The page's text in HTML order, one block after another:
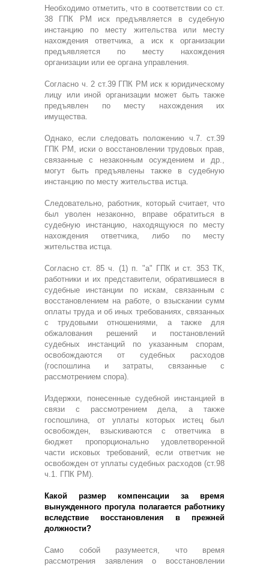
Необходимо отметить, что в соответствии со ст.
38 ГПК РМ иск предъявляется в судебную
инстанцию по месту жительства или месту
нахождения ответчика, а иск к организации
предъявляется по месту нахождения
организации или ее органа управления.
Согласно ч. 2 ст.39 ГПК РМ иск к юридическому
лицу или иной организации может быть также
предъявлен по месту нахождения их
имущества.
Однако, если следовать положению ч.7. ст.39
ГПК РМ, иски о восстановлении трудовых прав,
связанные с незаконным осуждением и др.,
могут быть предъявлены также в судебную
инстанцию по месту жительства истца.
Следовательно, работник, который считает, что
был уволен незаконно, вправе обратиться в
судебную инстанцию, находящуюся по месту
нахождения ответчика, либо по месту
жительства истца.
Согласно ст. 85 ч. (1) п. "а" ГПК и ст. 353 ТК,
работники и их представители, обратившиеся в
судебные инстанции по искам, связанным с
восстановлением на работе, о взыскании сумм
оплаты труда и об иных требованиях, связанных
с трудовыми отношениями, а также для
обжалования решений и постановлений
судебных инстанций по указанным спорам,
освобождаются от судебных расходов
(госпошлина и затраты, связанные с
рассмотрением спора).
Издержки, понесенные судебной инстанцией в
связи с рассмотрением дела, а также
госпошлина, от уплаты которых истец был
освобожден, взыскиваются с ответчика в
бюджет пропорционально удовлетворенной
части исковых требований, если ответчик не
освобожден от уплаты судебных расходов (ст.98
ч.1. ГПК РМ).
Какой размер компенсации за время
вынужденного прогула полагается работнику
вследствие восстановления в прежней
должности?
Само собой разумеется, что время
рассмотрения заявления о восстановлении